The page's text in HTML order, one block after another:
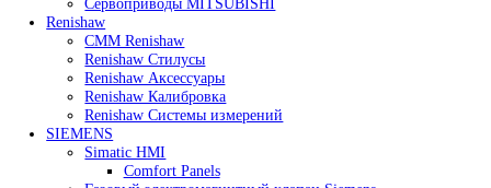
Поворотные энкодеры Heidenhain
MITSUBISHI ELECTRIC
Серводвигатель Mitsubishi
Сервоприводы MITSUBISHI
Renishaw
CMM Renishaw
Renishaw Cтилусы
Renishaw Аксессуары